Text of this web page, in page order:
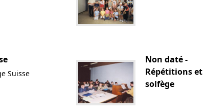
Suisse
Non daté -
Répétitions et
solfège